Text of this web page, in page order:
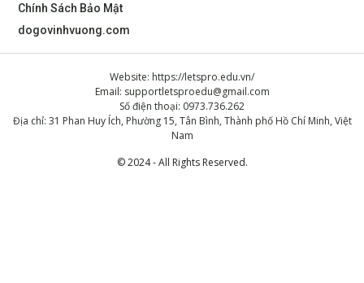
Chính Sách Bảo Mật
dogovinhvuong.com
Website: https://letspro.edu.vn/
Email: supportletsproedu@gmail.com
Số điện thoại: 0973.736.262
Địa chỉ: 31 Phan Huy Ích, Phường 15, Tân Bình, Thành phố Hồ Chí Minh, Việt
Nam
© 2024 - All Rights Reserved.